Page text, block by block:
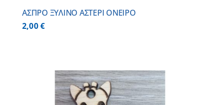
ΑΣΠΡΟ ΞΥΛΙΝΟ ΑΣΤΕΡΙ ΟΝΕΙΡΟ
2,00€